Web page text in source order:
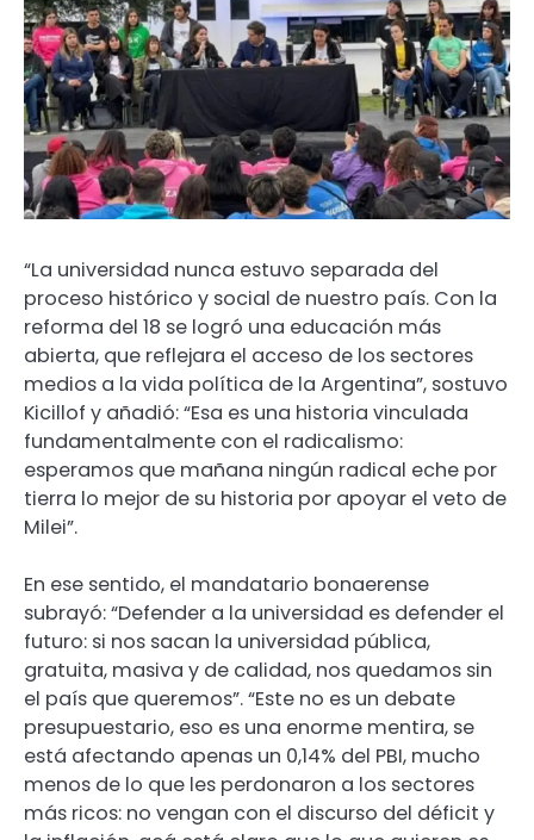
“La universidad nunca estuvo separada del
proceso histórico y social de nuestro país. Con la
reforma del 18 se logró una educación más
abierta, que reflejara el acceso de los sectores
medios a la vida política de la Argentina”, sostuvo
Kicillof y añadió: “Esa es una historia vinculada
fundamentalmente con el radicalismo:
esperamos que mañana ningún radical eche por
tierra lo mejor de su historia por apoyar el veto de
Milei”.
En ese sentido, el mandatario bonaerense
subrayó: “Defender a la universidad es defender el
futuro: si nos sacan la universidad pública,
gratuita, masiva y de calidad, nos quedamos sin
el país que queremos”. “Este no es un debate
presupuestario, eso es una enorme mentira, se
está afectando apenas un 0,14% del PBI, mucho
menos de lo que les perdonaron a los sectores
más ricos: no vengan con el discurso del déficit y